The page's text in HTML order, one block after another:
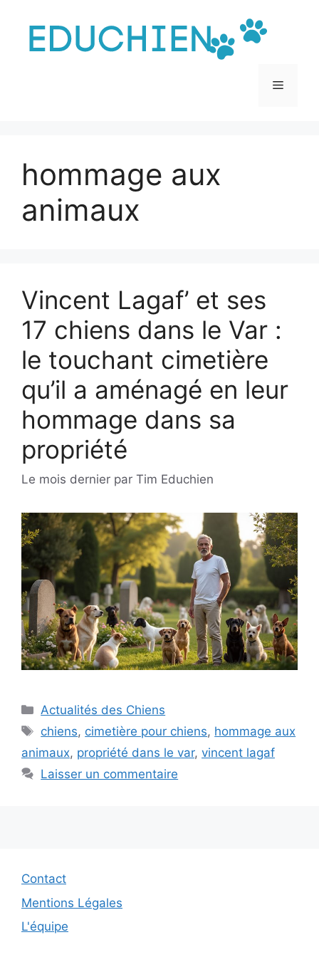
contenu
Menu
hommage aux
animaux
Vincent Lagaf’ et ses
17 chiens dans le Var :
le touchant cimetière
qu’il a aménagé en leur
hommage dans sa
propriété
Le mois dernier par Tim Educhien
Catégories
Actualités des Chiens
Étiquettes
chiens, cimetière pour chiens, hommage aux
animaux, propriété dans le var, vincent lagaf
Laisser un commentaire
Contact
Mentions Légales
L'équipe